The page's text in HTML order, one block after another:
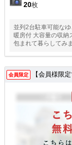
20枚
並列2台駐車可能な
暖房付 大容量の収納
包まれて暮らしてみ
会員限定 【会員様限